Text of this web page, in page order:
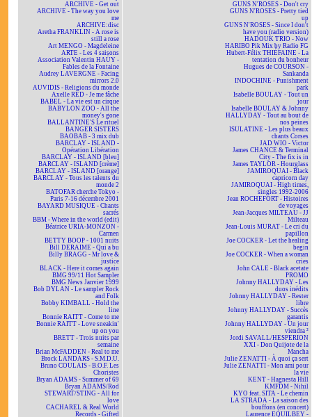
ARCHIVE - Get out
ARCHIVE - The way you love
me
ARCHIVE:disc
Aretha FRANKLIN - A rose is
still a rose
Art MENGO - Magdeleine
ARTE - Les 4 saisons
Association Valentin HAÜY -
Fables de la Fontaine
Audrey LAVERGNE - Facing
mirrors 2.0
AUVIDIS - Religions du monde
Axelle RED - Je me fâche
BABEL - La vie est un cirque
BABYLON ZOO - All the
money's gone
BALLANTINE'S Le rituel
BANGER SISTERS
BAOBAB - 3 mix dub
BARCLAY - ISLAND -
Opération Libération
BARCLAY - ISLAND [bleu]
BARCLAY - ISLAND [crème]
BARCLAY - ISLAND [orange]
BARCLAY - Tous les talents du
monde 2
BATOFAR cherche Tokyo -
Paris 7-16 décembre 2001
BAYARD MUSIQUE - Chants
sacrés
BBM - Where in the world (edit)
Béatrice URIA-MONZON -
Carmen
BETTY BOOP - 1001 nuits
Bill DERAIME - Qui a bu
Billy BRAGG - Mr love &
justice
BLACK - Here it comes again
BMG 99/11 Hot Sampler
BMG News Janvier 1999
Bob DYLAN - Le sampler Rock
and Folk
Bobby KIMBALL - Hold the
line
Bonnie RAITT - Come to me
Bonnie RAITT - Love sneakin'
up on you
BRETT - Trois nuits par
semaine
Brian McFADDEN - Real to me
Brock LANDARS - S.M.D.U.
Bruno COULAIS - B.O.F. Les
Choristes
Bryan ADAMS - Summer of 69
Bryan ADAMS/Rod
STEWART/STING - All for
love
CACHAREL & Real World
Records - Gifted
GUNS N'ROSES - Don't cry
GUNS N'ROSES - Pretty tied
up
GUNS N'ROSES - Since I don't
have you (radio version)
HADOUK TRIO - Now
HARIBO Pik Mix by Radio FG
Hubert-Félix THIÉFAINE - La
tentation du bonheur
Hugues de COURSON -
Sankanda
INDOCHINE - Punishment
park
Isabelle BOULAY - Tout un
jour
Isabelle BOULAY & Johnny
HALLYDAY - Tout au bout de
nos peines
ISULATINE - Les plus beaux
chants Corses
JAD WIO - Victor
James CHANCE & Terminal
City - The fix is in
James TAYLOR - Hourglass
JAMIROQUAI - Black
capricorn day
JAMIROQUAI - High times,
singles 1992-2006
Jean ROCHEFORT - Histoires
de voyages
Jean-Jacques MILTEAU - JJ
Milteau
Jean-Louis MURAT - Le cri du
papillon
Joe COCKER - Let the healing
begin
Joe COCKER - When a woman
cries
John CALE - Black acetate
PROMO
Johnny HALLYDAY - Les
duos inédits
Johnny HALLYDAY - Rester
libre
Johnny HALLYDAY - Succès
garantis
Johnny HALLYDAY - Un jour
viendra ²
Jordi SAVALL/HESPERION
XXI - Don Quijote de la
Mancha
Julie ZENATTI - À quoi ça sert
Julie ZENATTI - Mon ami pour
la vie
KENT - Hagnesta Hill
KMFDM - Nihil
KYO feat. SITA - Le chemin
LA STRADA - La saison des
bouffons (en concert)
Laurence EQUILBEY -